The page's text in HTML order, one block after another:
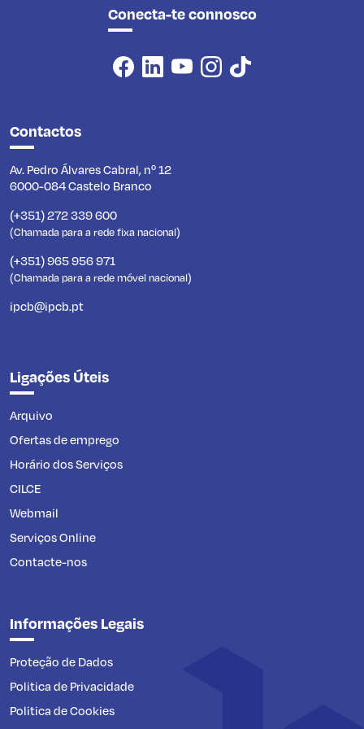
Conecta-te connosco
Contactos
Av. Pedro Álvares Cabral, nº 12
6000-084 Castelo Branco
(+351) 272 339 600
(Chamada para a rede fixa nacional)
(+351) 965 956 971
(Chamada para a rede móvel nacional)
ipcb@ipcb.pt
Ligações Úteis
Arquivo
Ofertas de emprego
Horário dos Serviços
CILCE
Webmail
Serviços Online
Contacte-nos
Informações Legais
Proteção de Dados
Politica de Privacidade
Politica de Cookies